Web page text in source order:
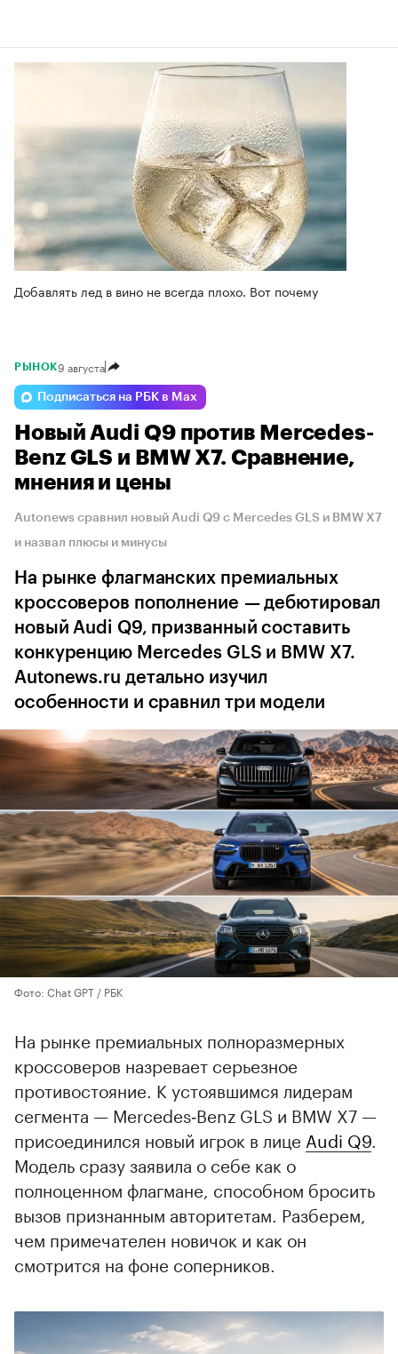
Добавлять лед в вино не всегда плохо. Вот почему
РЫНОК9 августа
Подписаться на РБК в Max
Новый Audi Q9 против Mercedes-
Benz GLS и BMW X7. Сравнение,
мнения и цены
Autonews сравнил новый Audi Q9 с Mercedes GLS и BMW X7
и назвал плюсы и минусы
На рынке флагманских премиальных
кроссоверов пополнение — дебютировал
новый Audi Q9, призванный составить
конкуренцию Mercedes GLS и BMW X7.
Autonews.ru детально изучил
особенности и сравнил три модели
Фото: Chat GPT / РБК
На рынке премиальных полноразмерных
кроссоверов назревает серьезное
противостояние. К устоявшимся лидерам
сегмента — Mercedes‑Benz GLS и BMW X7 —
присоединился новый игрок в лице Audi Q9.
Модель сразу заявила о себе как о
полноценном флагмане, способном бросить
вызов признанным авторитетам. Разберем,
чем примечателен новичок и как он
смотрится на фоне соперников.